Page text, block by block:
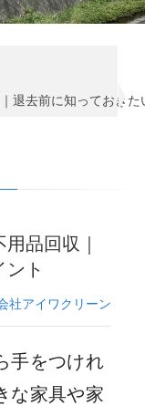
退去前に知っておきた
品回収｜
ト
社アイワクリーン
手をつけれ
な家具や家